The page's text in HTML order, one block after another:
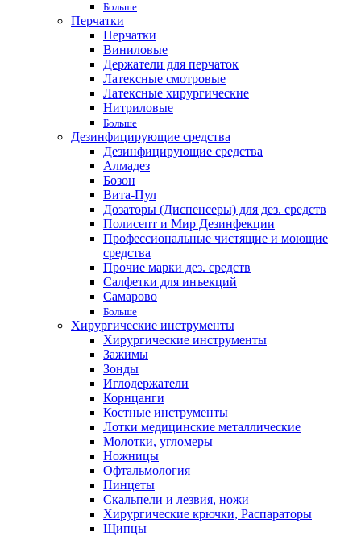
Больше
Перчатки
Перчатки
Виниловые
Держатели для перчаток
Латексные смотровые
Латексные хирургические
Нитриловые
Больше
Дезинфицирующие средства
Дезинфицирующие средства
Алмадез
Бозон
Вита-Пул
Дозаторы (Диспенсеры) для дез. средств
Полисепт и Мир Дезинфекции
Профессиональные чистящие и моющие
средства
Прочие марки дез. средств
Салфетки для инъекций
Самарово
Больше
Хирургические инструменты
Хирургические инструменты
Зажимы
Зонды
Иглодержатели
Корнцанги
Костные инструменты
Лотки медицинские металлические
Молотки, угломеры
Ножницы
Офтальмология
Пинцеты
Скальпели и лезвия, ножи
Хирургические крючки, Распараторы
Щипцы